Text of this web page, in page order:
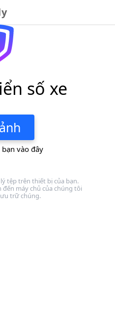
số xe
bạn vào đây
tệp trên thiết bị của bạn.
máy chủ của chúng tôi
trữ chúng.